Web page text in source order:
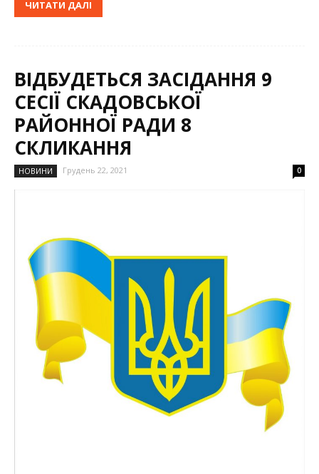
ЧИТАТИ ДАЛІ
ВІДБУДЕТЬСЯ ЗАСІДАННЯ 9
СЕСІЇ СКАДОВСЬКОЇ
РАЙОННОЇ РАДИ 8
СКЛИКАННЯ
НОВИНИ Грудень 22, 2021 0